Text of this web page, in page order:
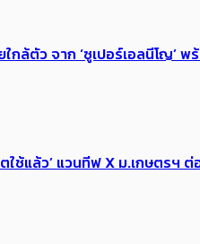
กล้ตัว จาก ‘ซูเปอร์เอลนีโญ’
ตใช้แล้ว’ แวนทีฟ X ม.เกษตร